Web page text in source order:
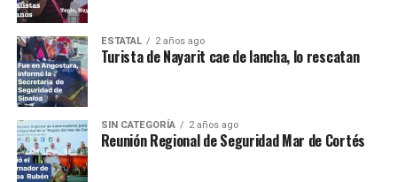
ESTATAL 2 años ago
Turista de Nayarit cae de lancha, lo rescatan
SIN CATEGORÍA 2 años ago
Reunión Regional de Seguridad Mar de Cortés